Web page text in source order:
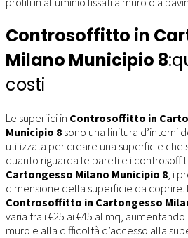
Controsoffitto in
Milano Municipio 8
costi
Le superfici in Controsoffitto in
Municipio 8 sono una finitura d’interni
utilizzata per creare una superficie che
quanto riguarda le pareti e i
Cartongesso Milano Municipio 8 , i
dimensione della superficie da coprire.
Controsoffitto in Cartongesso
varia tra i €25 ai €45 al mq,
muro e alla difficoltà d’accesso alla